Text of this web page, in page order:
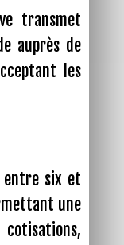
transmet
auprès de
les
entre six et
une
cotisations,